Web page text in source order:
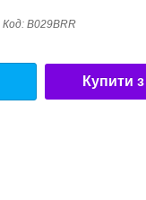
Код: B029BRR
Купити з